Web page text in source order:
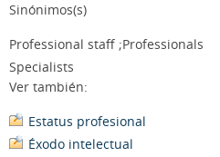
Sinónimos(s)
Professional staff ;Professionals
Specialists
Ver también:
Estatus profesional
Éxodo intelectual